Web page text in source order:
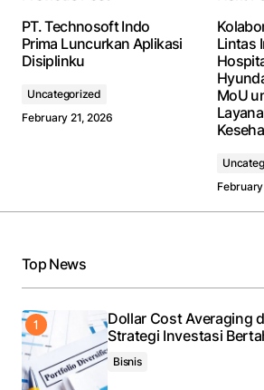
PT. Technosoft Indo
Prima Luncurkan Aplikasi
Disiplinku
Uncategorized
February 21, 2026
Lintas
MoU
Top News
Dollar Cost Averaging
Strategi Investasi
Bisnis